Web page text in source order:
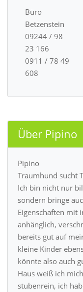
Büro
Betzenstein
09244 / 98
23 166
0911 / 78 49
608
Über Pipino
Pipino
Traumhund sucht
Ich bin nicht nur
sondern bringe
Eigenschaften mit
anhänglich,
bereits gut auf
kleine Kinder
könnte also auch
Haus weiß ich
stubenrein, ich